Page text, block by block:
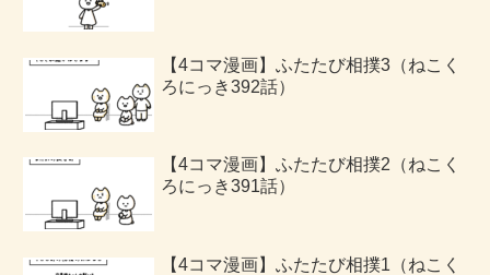
【4コマ漫画】ふたたび相撲3（ねこく
ろにっき392話）
【4コマ漫画】ふたたび相撲2（ねこく
ろにっき391話）
【4コマ漫画】ふたたび相撲1（ねこく